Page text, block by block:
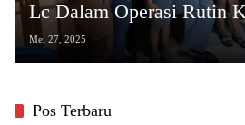
Lc Dalam Operasi Rutin
Mei 27, 2025
Pos Terbaru